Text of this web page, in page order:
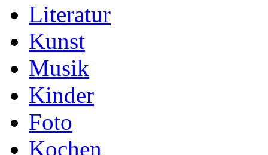
Literatur
Kunst
Musik
Kinder
Foto
Kochen